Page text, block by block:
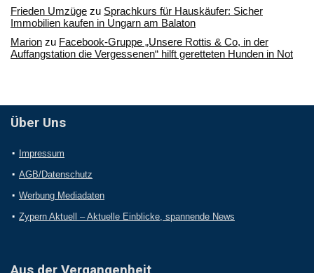
Frieden Umzüge zu Sprachkurs für Hauskäufer: Sicher
Immobilien kaufen in Ungarn am Balaton
Marion zu Facebook-Gruppe „Unsere Rottis & Co, in der
Auffangstation die Vergessenen“ hilft geretteten Hunden in Not
Über Uns
Impressum
AGB/Datenschutz
Werbung Mediadaten
Zypern Aktuell – Aktuelle Einblicke, spannende News